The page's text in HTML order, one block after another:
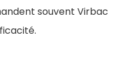
souvent Virbac